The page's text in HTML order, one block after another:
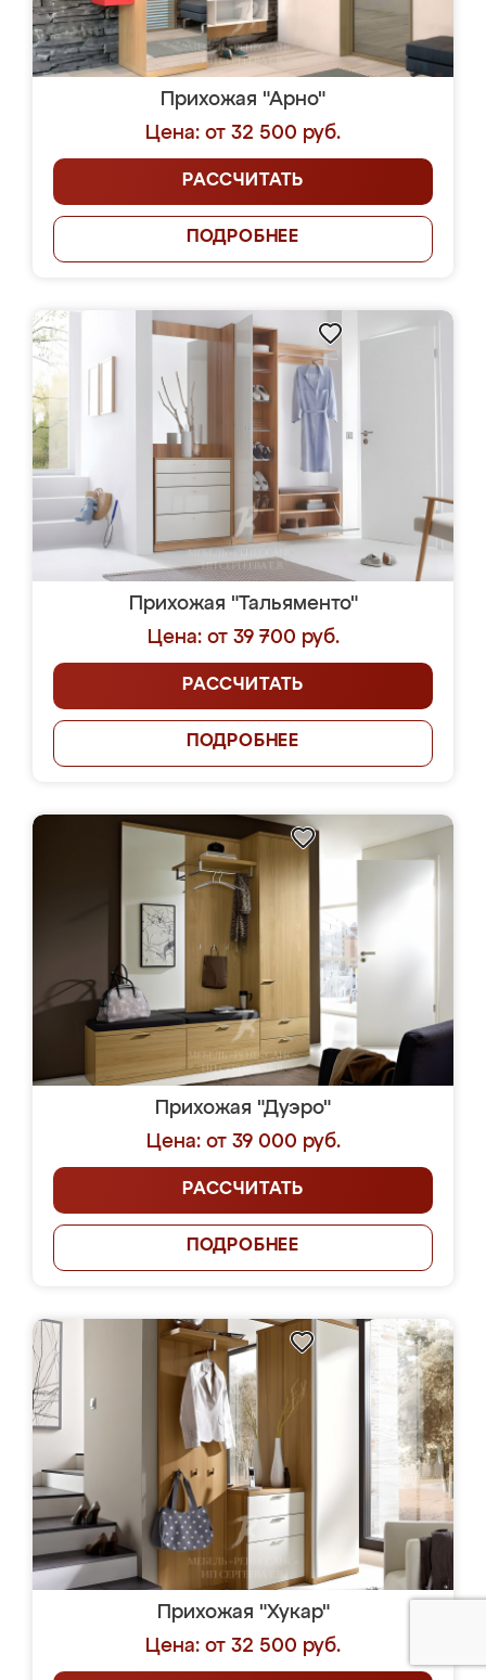
Прихожая "Арно"
Цена: от 32 500 руб.
РАССЧИТАТЬ
ПОДРОБНЕЕ
Прихожая "Тальяменто"
Цена: от 39 700 руб.
РАССЧИТАТЬ
ПОДРОБНЕЕ
Прихожая "Дуэро"
Цена: от 39 000 руб.
РАССЧИТАТЬ
ПОДРОБНЕЕ
Прихожая "Хукар"
Цена: от 32 500 руб.